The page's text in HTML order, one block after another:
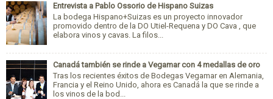
Entrevista a Pablo Ossorio de Hispano Suizas
La bodega Hispano+Suizas es un proyecto innovador
promovido dentro de la DO Utiel-Requena y DO Cava , que
elabora vinos y cavas. La filos...
Canadá también se rinde a Vegamar con 4 medallas de oro
Tras los recientes éxitos de Bodegas Vegamar en Alemania,
Francia y el Reino Unido, ahora es Canadá la que se rinde a
los vinos de la bod...